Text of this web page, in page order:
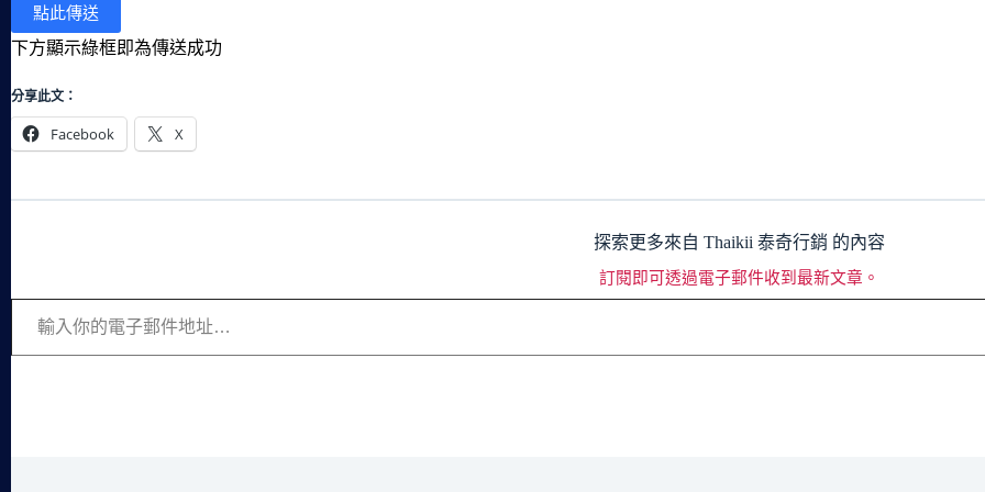
下方顯示綠框即為傳送成功
分享此文：
Facebook X
探索更多來自 Thaikii 泰奇行銷 的內容
訂閱即可透過電子郵件收到最新文章。
輸入你的電子郵件地址…